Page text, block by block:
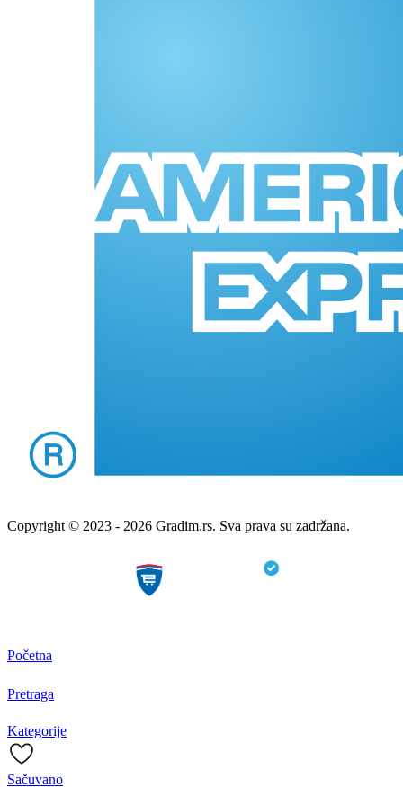
Copyright © 2023 - 2026 Gradim.rs. Sva prava su zadržana.
Početna
Pretraga
Kategorije
Sačuvano